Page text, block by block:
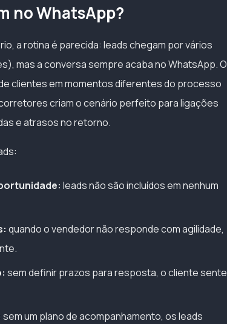
no WhatsApp?
a rotina é parecida: leads chegam por vários
mas a conversa sempre acaba no WhatsApp. O
clientes em momentos diferentes do processo
criam o cenário perfeito para ligações
e atrasos no retorno.
leads não são incluídos em nenhum
quando o vendedor não responde com agilidade,
sem definir prazos para resposta, o cliente sente
sem um plano de acompanhamento, os leads